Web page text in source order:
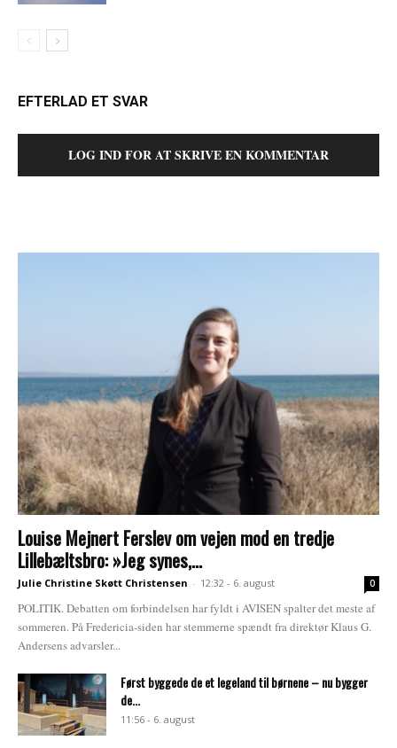
EFTERLAD ET SVAR
LOG IND FOR AT SKRIVE EN KOMMENTAR
Louise Mejnert Ferslev om vejen mod en tredje
Lillebæltsbro: »Jeg synes,...
Julie Christine Skøtt Christensen - 12:32 - 6. august 0
POLITIK. Debatten om forbindelsen har fyldt i AVISEN spalter det meste af
sommeren. På Fredericia-siden har stemmerne spændt fra direktør Klaus G.
Andersens advarsler...
Først byggede de et legeland til børnene – nu bygger
de...
11:56 - 6. august